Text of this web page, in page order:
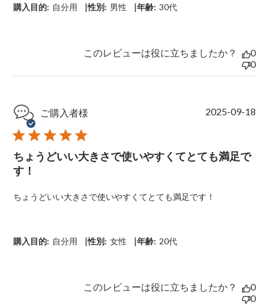
購入目的: 自分用 |性別: 男性 |年齢: 30代
このレビューは役に立ちましたか？
0
0
ご購入者様
ちょうどいい大きさで使いやすくてとても満足で
す！
ちょうどいい大きさで使いやすくてとても満足です！
購入目的: 自分用 |性別: 女性 |年齢: 20代
P
2025-09-18
このレビューは役に立ちましたか？
0
0